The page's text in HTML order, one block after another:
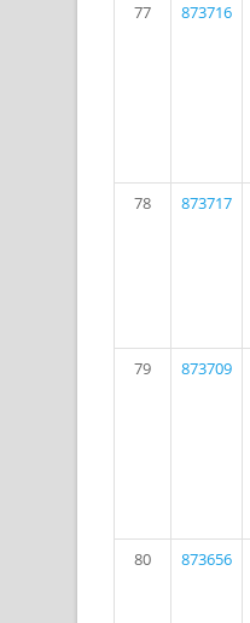
77
873716
78
873717
79
873709
80
873656